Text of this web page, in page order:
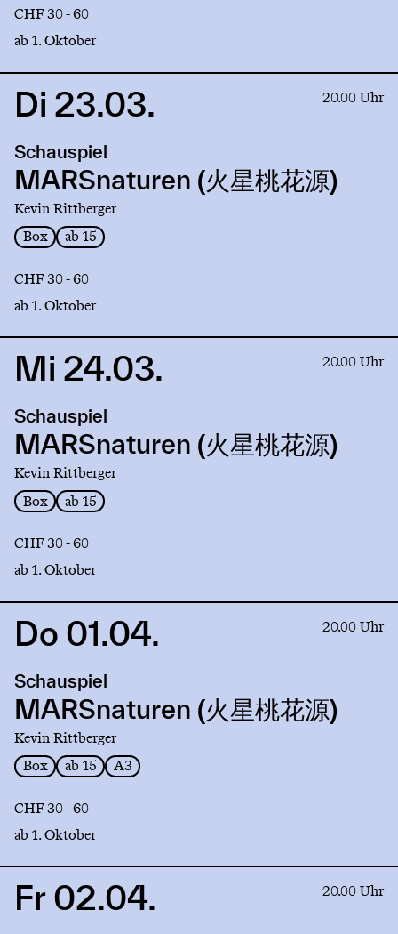
CHF 30 - 60
ab 1. Oktober
Link
MARSnaturen
(火
源)
Di 23.03. 20.00 Uhr
Schauspiel
MARSnaturen (火星桃花源)
Kevin Rittberger
Box
ab 15
CHF 30 - 60
ab 1. Oktober
Link
MARSnaturen
(火
源)
Mi 24.03. 20.00 Uhr
Schauspiel
MARSnaturen (火星桃花源)
Kevin Rittberger
Box
ab 15
CHF 30 - 60
ab 1. Oktober
Link
MARSnaturen
(火
源)
Do 01.04. 20.00 Uhr
Schauspiel
MARSnaturen (火星桃花源)
Kevin Rittberger
Box
ab 15 A3
CHF 30 - 60
ab 1. Oktober
LinkFr 02.04. 20.00 Uhr